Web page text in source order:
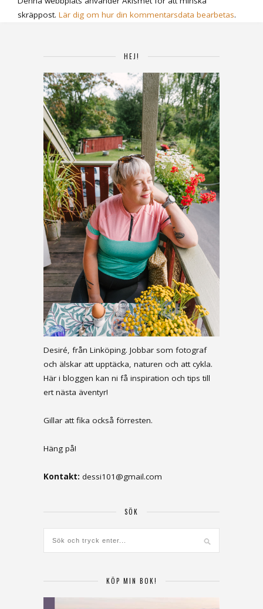
skräppost. Lär dig om hur din kommentarsdata bearbetas.
HEJ!
Desiré, från Linköping. Jobbar som fotograf
och älskar att upptäcka, naturen och att cykla.
Här i bloggen kan ni få inspiration och tips till
ert nästa äventyr!
Gillar att fika också förresten.
Häng på!
Kontakt: dessi101@gmail.com
SÖK
KÖP MIN BOK!